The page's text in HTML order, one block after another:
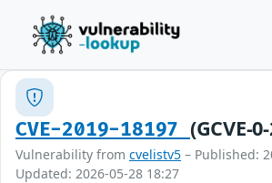
CVE-2019-18197 (GCVE-
Vulnerability from cvelistv5 – Published:
Updated: 2026-05-28 18:27